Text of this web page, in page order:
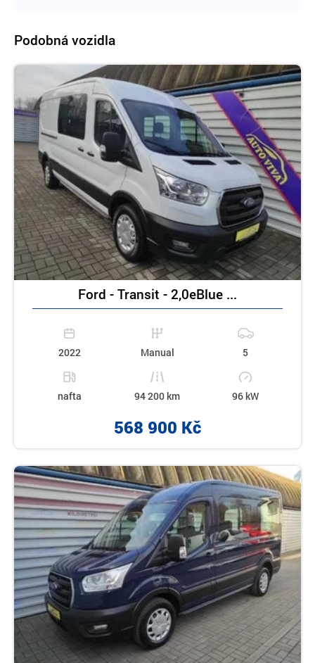
Podobná vozidla
Ford - Transit - 2,0eBlue ...
2022 Manual 5
nafta 94 200 km 96 kW
568 900 Kč